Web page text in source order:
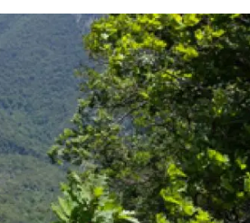
Programa de másteres y doctorado
Visitante o sabático
Un lugar donde crecer
Desarrollo de carrera
Seminarios y actividades internas
Te ofrecemos formación